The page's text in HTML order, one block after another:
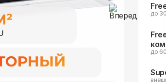
до
до